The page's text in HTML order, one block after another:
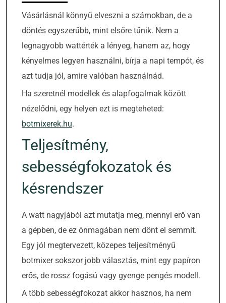
Vásárlásnál könnyű elveszni a számokban, de a
döntés egyszerűbb, mint elsőre tűnik. Nem a
legnagyobb wattérték a lényeg, hanem az, hogy
kényelmes legyen használni, bírja a napi tempót, és
azt tudja jól, amire valóban használnád.
Ha szeretnél modellek és alapfogalmak között
nézelődni, egy helyen ezt is megteheted:
botmixerek.hu.
Teljesítmény,
sebességfokozatok és
késrendszer
A watt nagyjából azt mutatja meg, mennyi erő van
a gépben, de ez önmagában nem dönt el semmit.
Egy jól megtervezett, közepes teljesítményű
botmixer sokszor jobb választás, mint egy papíron
erős, de rossz fogású vagy gyenge pengés modell.
A több sebességfokozat akkor hasznos, ha nem